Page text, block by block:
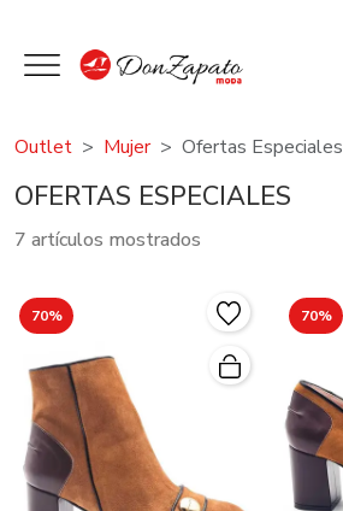
Outlet Mujer Ofertas Especiales
OFERTAS ESPECIALES
7 artículos mostrados
70% 70%